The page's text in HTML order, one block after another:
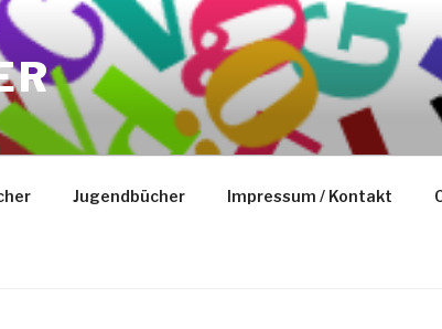
Jugendbücher Impressum / Kontakt